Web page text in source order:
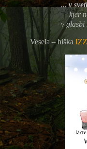
...v
kjer
v glasbi
Vesela – hiška